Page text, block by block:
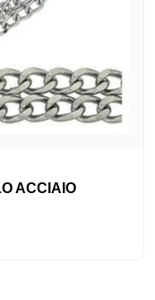
ACCIAIO